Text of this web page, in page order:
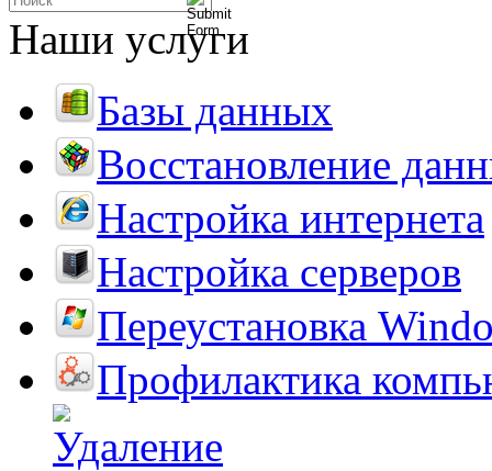
Наши услуги
Базы данных
Восстановление
Настройка интернета
Настройка серверов
Переустановка
Профилактика